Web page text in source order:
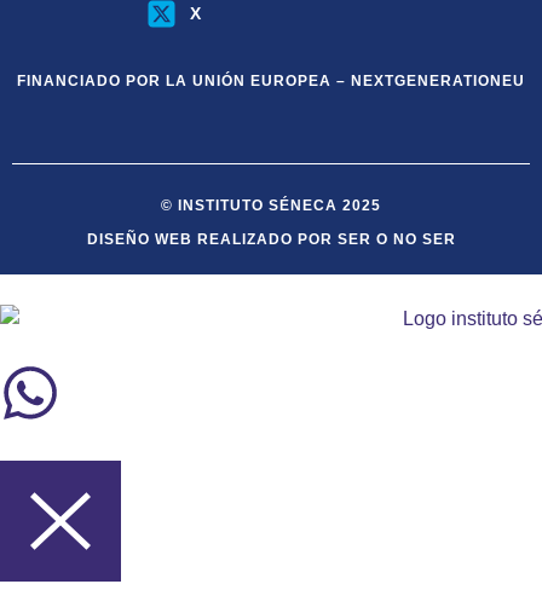
X
FINANCIADO POR LA UNIÓN EUROPEA – NEXTGENERATIONEU
© INSTITUTO SÉNECA 2025
DISEÑO WEB REALIZADO POR SER O NO SER